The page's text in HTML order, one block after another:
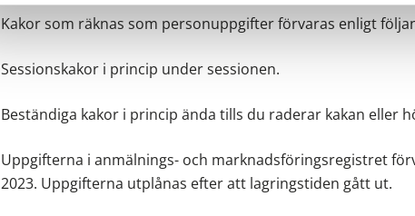
Kakor som räknas som personuppgifter förvaras enligt
Sessionskakor i princip under sessionen.
Beständiga kakor i princip ända tills du raderar kakan eller
Uppgifterna i anmälnings- och marknadsföringsregistret
2023. Uppgifterna utplånas efter att lagringstiden gått ut.